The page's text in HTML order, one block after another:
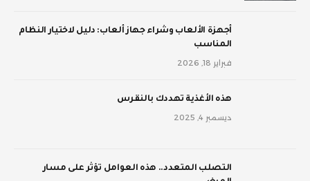
أجهزة الألعاب وشراء جهاز ألعاب: دليل لاختيار النظام
المناسب
فبراير 18, 2026
‫هذه الأغذية تهددك بالنقرس
ديسمبر 4, 2025
‫التصلب المتعدد.. هذه العوامل تؤثر على مسار